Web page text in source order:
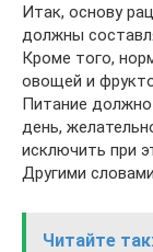
Итак, основу
должны
Кроме того,
овощей и
Питание
день,
исключить при
Другими
Читайте